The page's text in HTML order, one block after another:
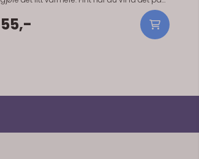
godt sammen med hvitt og lyse tekstiler.
Praktisk info: - Størrelse: 25 x 25 cm - Antall: 15
stk - Materiale: Papir (3-lags, FSC-sertifisert) -
55,-